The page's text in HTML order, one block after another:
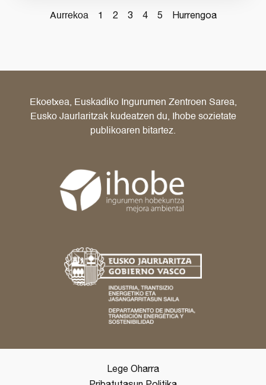
Aurrekoa 1 2 3 4 5 Hurrengoa
Ekoetxea, Euskadiko Ingurumen Zentroen Sarea,
Eusko Jaurlaritzak kudeatzen du, Ihobe sozietate
publikoaren bitartez.
Lege Oharra